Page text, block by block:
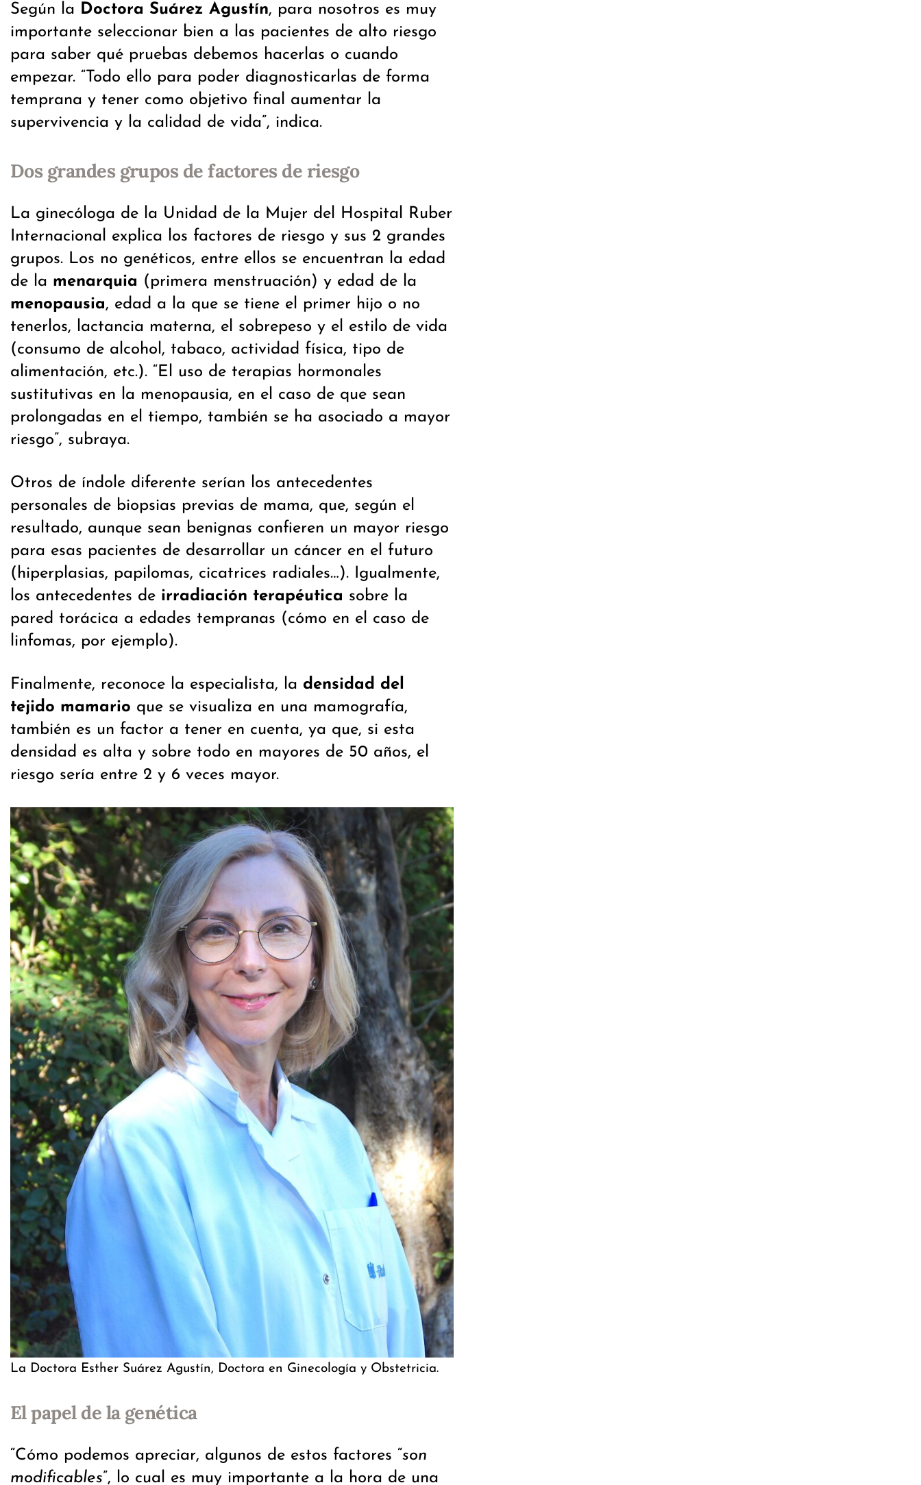
Según la Doctora Suárez Agustín, para nosotros es muy
importante seleccionar bien a las pacientes de alto riesgo
para saber qué pruebas debemos hacerlas o cuando
empezar. “Todo ello para poder diagnosticarlas de forma
temprana y tener como objetivo final aumentar la
supervivencia y la calidad de vida”, indica.
Dos grandes grupos de factores de riesgo
La ginecóloga de la Unidad de la Mujer del Hospital Ruber
Internacional explica los factores de riesgo y sus 2 grandes
grupos. Los no genéticos, entre ellos se encuentran la edad
de la menarquia (primera menstruación) y edad de la
menopausia, edad a la que se tiene el primer hijo o no
tenerlos, lactancia materna, el sobrepeso y el estilo de vida
(consumo de alcohol, tabaco, actividad física, tipo de
alimentación, etc.). “El uso de terapias hormonales
sustitutivas en la menopausia, en el caso de que sean
prolongadas en el tiempo, también se ha asociado a mayor
riesgo”, subraya.
Otros de índole diferente serían los antecedentes
personales de biopsias previas de mama, que, según el
resultado, aunque sean benignas confieren un mayor riesgo
para esas pacientes de desarrollar un cáncer en el futuro
(hiperplasias, papilomas, cicatrices radiales…). Igualmente,
los antecedentes de irradiación terapéutica sobre la
pared torácica a edades tempranas (cómo en el caso de
linfomas, por ejemplo).
Finalmente, reconoce la especialista, la densidad del
tejido mamario que se visualiza en una mamografía,
también es un factor a tener en cuenta, ya que, si esta
densidad es alta y sobre todo en mayores de 50 años, el
riesgo sería entre 2 y 6 veces mayor.
La Doctora Esther Suárez Agustín, Doctora en Ginecología y Obstetricia.
El papel de la genética
“Cómo podemos apreciar, algunos de estos factores “son
modificables”, lo cual es muy importante a la hora de una